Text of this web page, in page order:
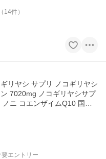
（ 14件）
リヤシ サプリ ノコギリヤシ
7020mg ノコギリヤシサプ
ニ コエンザイムQ10 国内
要エントリー